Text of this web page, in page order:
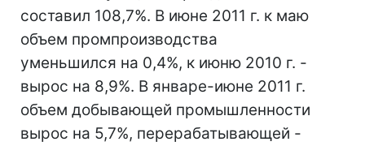
составил 108,7%. В июне 2011 г. к маю
объем промпроизводства
уменьшился на 0,4%, к июню 2010 г. -
вырос на 8,9%. В январе-июне 2011 г.
объем добывающей промышленности
вырос на 5,7%, перерабатывающей -